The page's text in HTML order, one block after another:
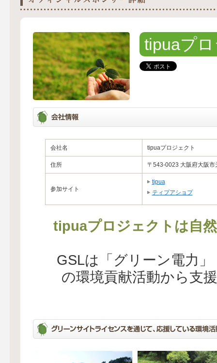
tipuaプ
会社名 tipuaプロジェクト
住所 〒543-0023 大阪府大阪市
参加サイト
tipua
ティプアショプ
tipuaプロジェクトは自
GSLは「グリーン電力
の環境貢献活動から支